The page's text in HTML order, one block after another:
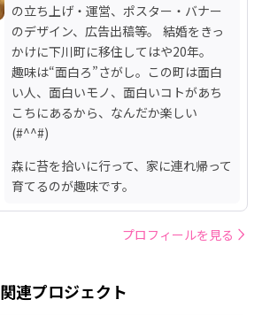
の立ち上げ・運営、ポスター・バナー
のデザイン、広告出稿等。 結婚をきっ
かけに下川町に移住してはや20年。
趣味は“面白ろ”さがし。この町は面白
い人、面白いモノ、面白いコトがあち
こちにあるから、なんだか楽しい
(#^^#)
森に苔を拾いに行って、家に連れ帰って
育てるのが趣味です。
プロフィールを見る
関連プロジェクト